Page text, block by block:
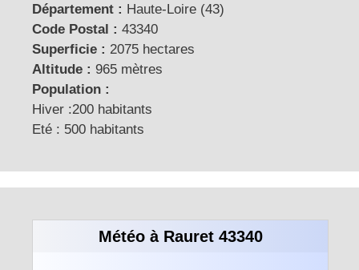
Département : Haute-Loire (43)
Code Postal : 43340
Superficie : 2075 hectares
Altitude : 965 mètres
Population :
Hiver :200 habitants
Eté : 500 habitants
Météo à Rauret 43340